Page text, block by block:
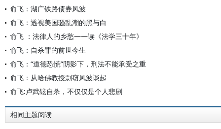
俞飞：湖广铁路债券风波
俞飞：透视美国骚乱潮的黑与白
俞飞 ：法律人的乡愁——读《法学三十年》
俞飞：自杀罪的前世今生
俞飞：“道德恐慌”阴影下，刑法不能承受之重
俞飞：从哈佛教授剽窃风波谈起
俞飞:卢武铉自杀，不仅仅是个人悲剧
相同主题阅读